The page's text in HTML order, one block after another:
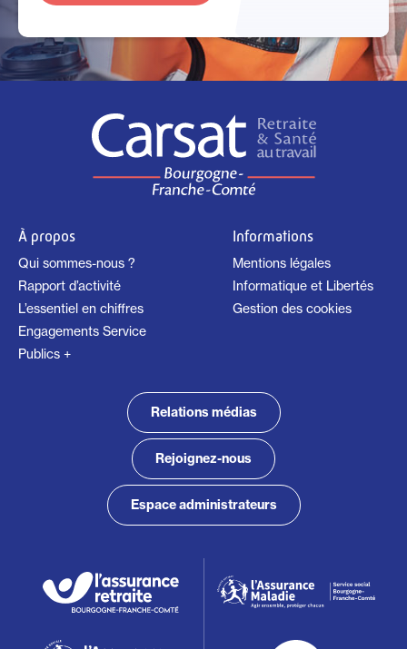
À propos
Qui sommes-nous ?
Rapport d’activité
L’essentiel en chiffres
Engagements Service
Publics +
Informations
Mentions légales
Informatique et Libertés
Gestion des cookies
Relations médias
Rejoignez-nous
Espace administrateurs